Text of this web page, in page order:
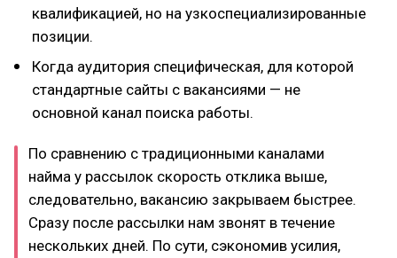
квалификацией, но на узкоспециализированные
позиции.
Когда аудитория специфическая, для которой
стандартные сайты с вакансиями — не
основной канал поиска работы.
По сравнению с традиционными каналами
найма у рассылок скорость отклика выше,
следовательно, вакансию закрываем быстрее.
Сразу после рассылки нам звонят в течение
нескольких дней. По сути, сэкономив усилия,